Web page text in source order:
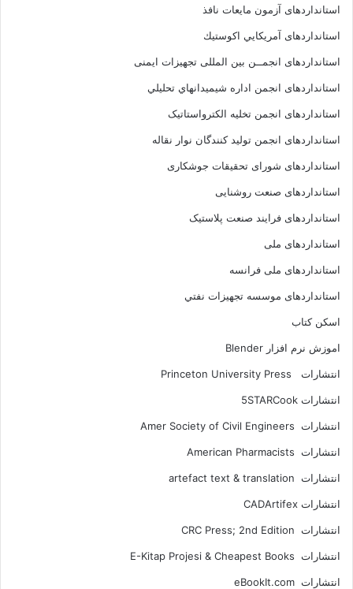
استانداردهای آزمون مایعات نافذ
استانداردهای آمريكايي اكوستيك
استانداردهای انجمــن بين المللى تجهيزات ايمنى
استانداردهای انجمن اداره شيميدانهاي تحليلي
استانداردهای انجمن تخليه الکترواستاتيک
استانداردهای انجمن توليد کنندگان نوار نقاله
استانداردهای شورای تحقیقات جوشکاری
استانداردهای صنعت روشنایی
استانداردهای فرايند صنعت پلاستيک
استانداردهای ملی
استانداردهای ملی فرانسه
استانداردهای موسسه تجهيزات نفتي
اسکن کتاب
اموزش نرم افزار Blender
انتشارات Princeton University Press
انتشارات ‎ 5STARCook
انتشارات Amer Society of Civil Engineers
انتشارات American Pharmacists
انتشارات artefact text & translation
انتشارات ‎ CADArtifex
انتشارات CRC Press; 2nd Edition
انتشارات E-Kitap Projesi & Cheapest Books
انتشارات eBookIt.com